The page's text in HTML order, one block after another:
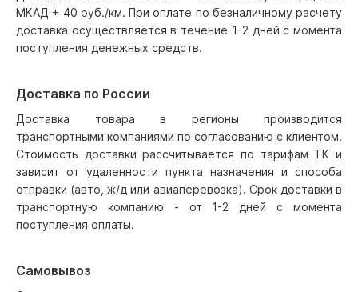
МКАД + 40 руб./км. При оплате по безналичному расчету
доставка осуществляется в течение 1-2 дней с момента
поступления денежных средств.
Доставка по России
Доставка товара в регионы производится
транспортными компаниями по согласованию с клиентом.
Стоимость доставки рассчитывается по тарифам ТК и
зависит от удаленности пункта назначения и способа
отправки (авто, ж/д или авиаперевозка). Срок доставки в
транспортную компанию - от 1-2 дней с момента
поступления оплаты.
Самовывоз